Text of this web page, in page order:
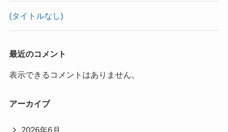
(タイトルなし)
最近のコメント
表示できるコメントはありません。
アーカイブ
2026年6月